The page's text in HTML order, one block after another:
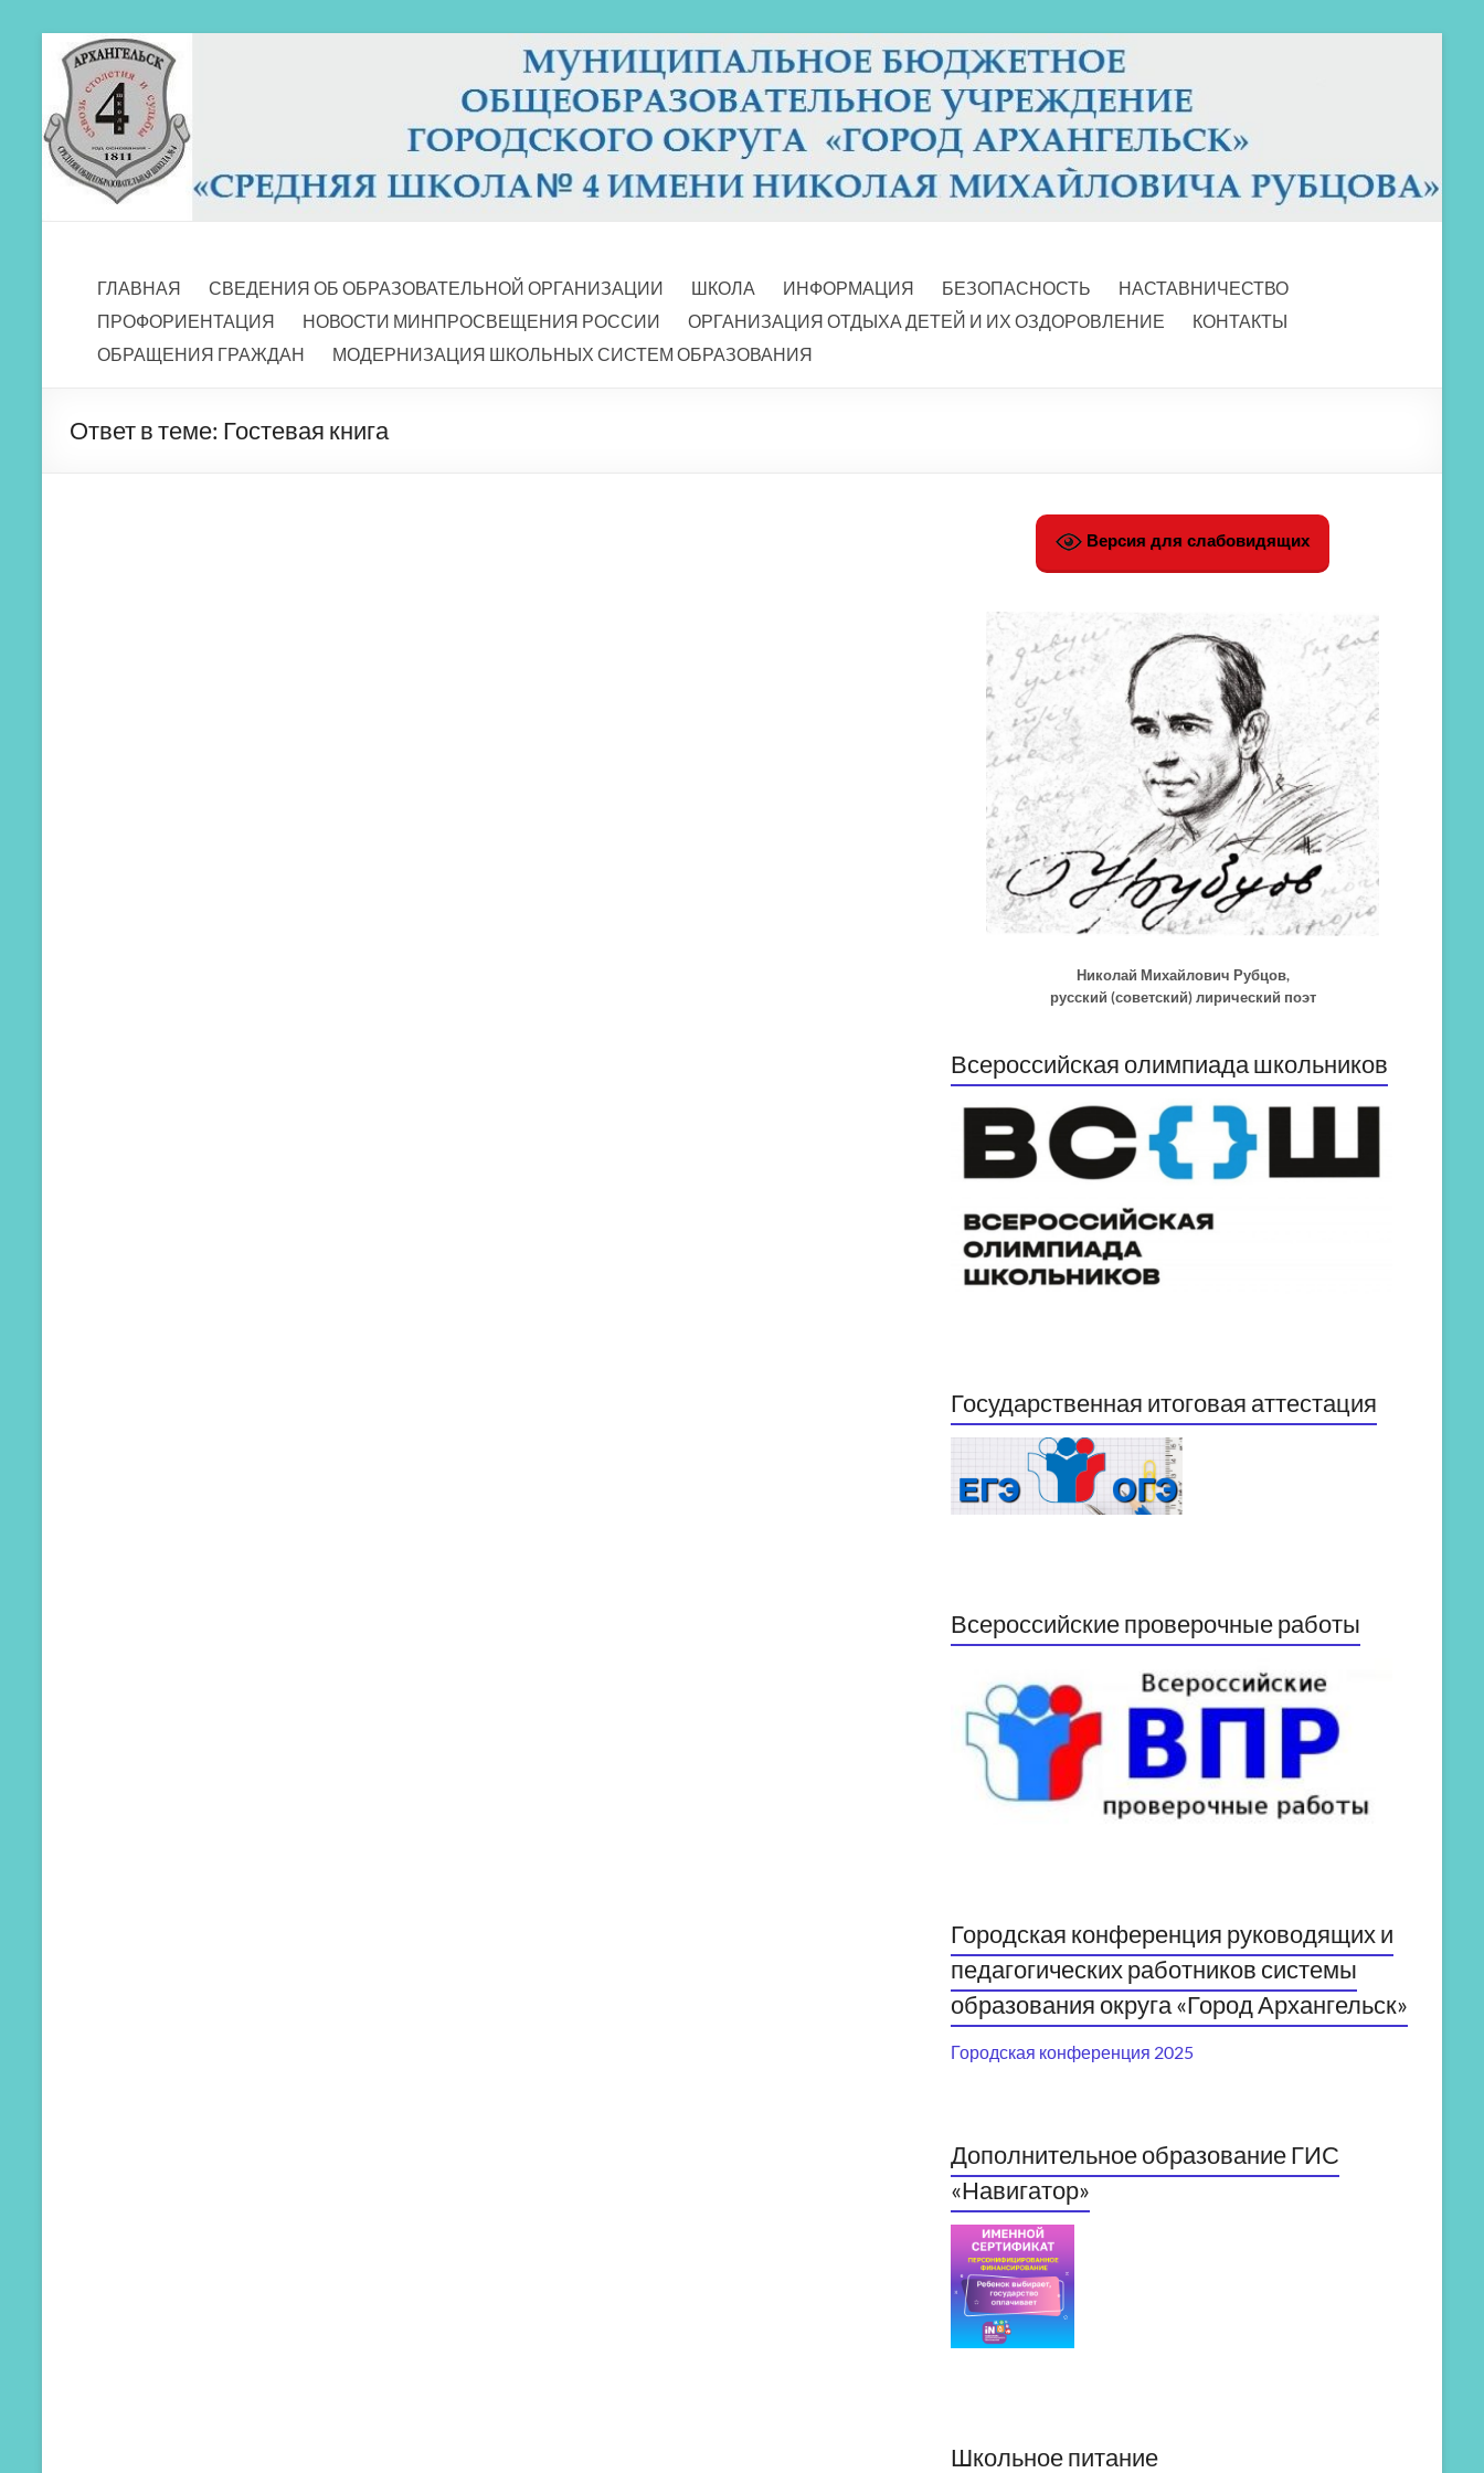
Перейти
содержимому
МБОУ СШ 4
ГЛАВНАЯ
СВЕДЕНИЯ ОБ ОБРАЗОВАТЕЛЬНОЙ ОРГАНИЗАЦИИ ШКОЛА ИНФОРМАЦИЯ БЕЗОПАСНОСТЬ
НАСТАВНИЧЕСТВО
ПРОФОРИЕНТАЦИЯ
НОВОСТИ МИНПРОСВЕЩЕНИЯ РОССИИ ОРГАНИЗАЦИЯ ОТДЫХА ДЕТЕЙ И ИХ ОЗДОРОВЛЕНИЕ
КОНТАКТЫ
ОБРАЩЕНИЯ ГРАЖДАН
МОДЕРНИЗАЦИЯ ШКОЛЬНЫХ СИСТЕМ ОБРАЗОВАНИЯ
Ответ в теме: Гостевая книга
Версия для слабовидящих
Николай Михайлович Рубцов,
русский (советский) лирический поэт
Всероссийская олимпиада школьников
Государственная итоговая аттестация
Всероссийские проверочные работы
Городская конференция руководящих и
педагогических работников системы
образования округа «Город Архангельск»
Городская конференция 2025
Дополнительное образование ГИС
«Навигатор»
Школьное питание